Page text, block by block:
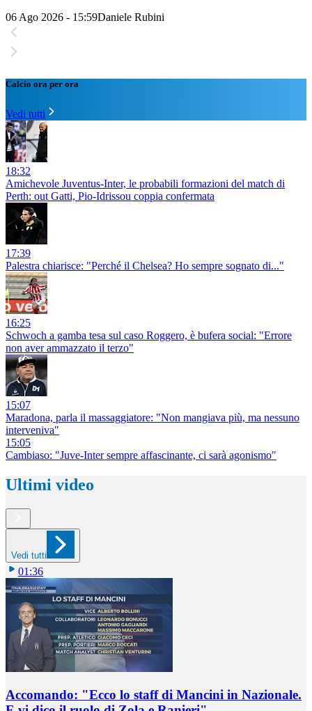
06 Ago 2026 - 15:59Daniele Rubini
Calcio ora per ora
Vedi tutti
18:32
Amichevole Juventus-Inter, le probabili formazioni del match di
Perth: out Gatti, Pio-Idrissou coppia confermata
17:39
Palestra chiarisce: "Perché il Chelsea? Ho sempre sognato di..."
16:25
Schwoch a gamba tesa sul caso Roggero, è bufera social: "Errore
non aver ammazzato il terzo"
15:07
Maradona, parla il massaggiatore: "Non mangiava più, ma nessuno
interveniva"
15:05
Cambiaso: "Juve-Inter sempre affascinante, ci sarà agonismo"
Ultimi video
Vedi tutti
01:36
Accomando: "Ecco lo staff di Mancini in Nazionale.